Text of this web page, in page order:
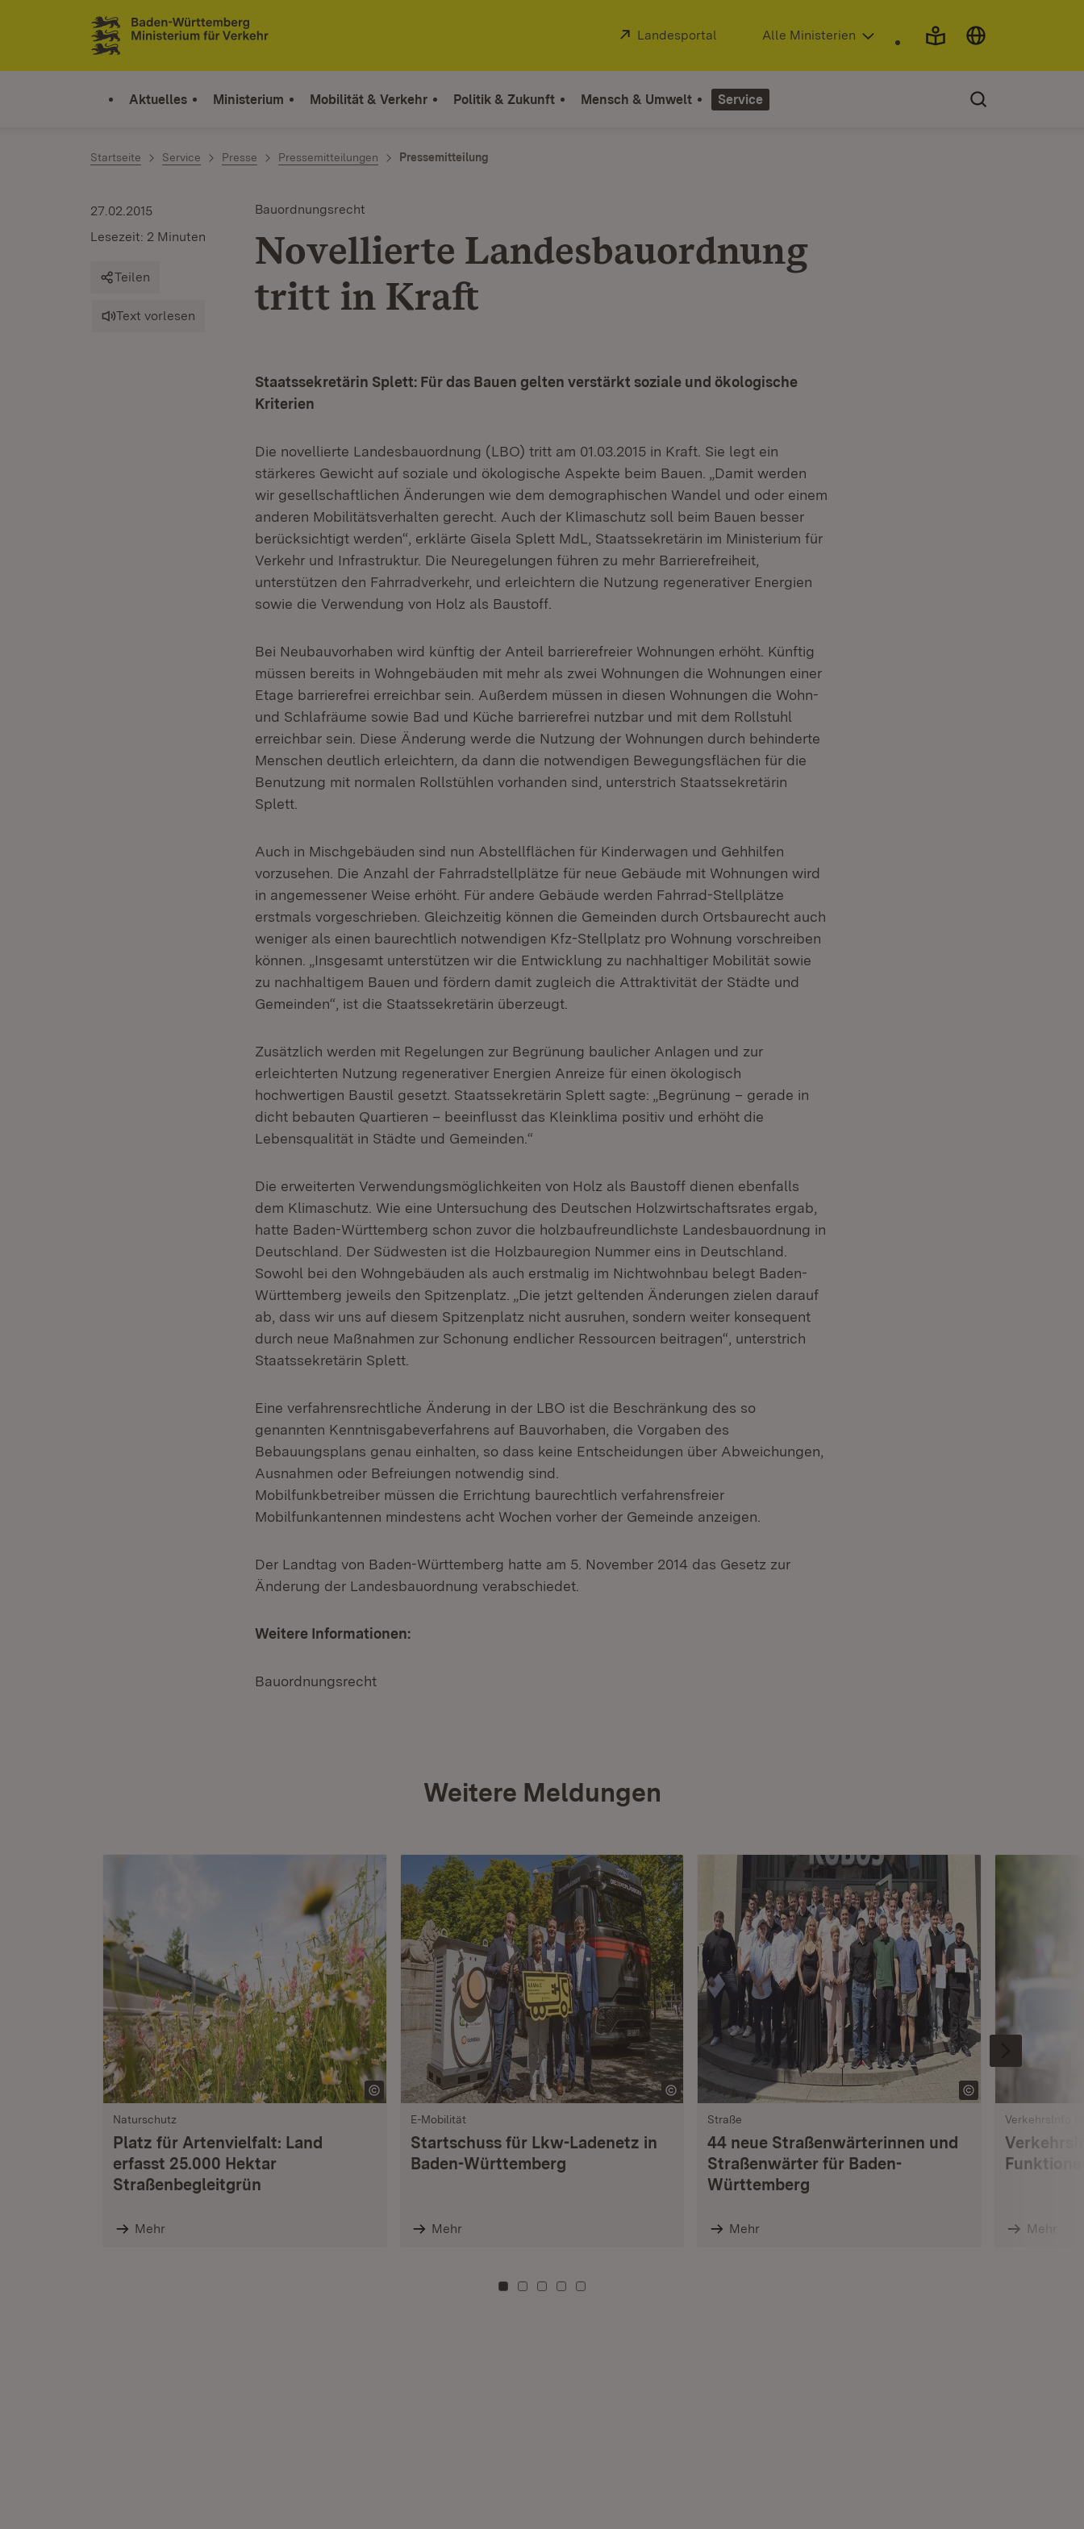
Zum Inhalt springen
Link zur Startseite
Extern:
Landesportal (Öffnet in neuem Fenster)
Alle Ministerien
Aktuelles Ministerium Mobilität & Verkehr Politik & Zukunft Mensch & Umwelt Service
Startseite Service Presse Pressemitteilungen Pressemitteilung
Bauordnungsrecht
Novellierte Landesbauordnung
tritt in Kraft
27.02.2015
Lesezeit: 2 Minuten
Teilen
Text vorlesen
Staatssekretärin Splett: Für das Bauen gelten verstärkt soziale und ökologische
Kriterien
Die novellierte Landesbauordnung (LBO) tritt am 01.03.2015 in Kraft. Sie legt ein
stärkeres Gewicht auf soziale und ökologische Aspekte beim Bauen. „Damit werden
wir gesellschaftlichen Änderungen wie dem demographischen Wandel und oder einem
anderen Mobilitätsverhalten gerecht. Auch der Klimaschutz soll beim Bauen besser
berücksichtigt werden“, erklärte Gisela Splett MdL, Staatssekretärin im Ministerium für
Verkehr und Infrastruktur. Die Neuregelungen führen zu mehr Barrierefreiheit,
unterstützen den Fahrradverkehr, und erleichtern die Nutzung regenerativer Energien
sowie die Verwendung von Holz als Baustoff.
Bei Neubauvorhaben wird künftig der Anteil barrierefreier Wohnungen erhöht. Künftig
müssen bereits in Wohngebäuden mit mehr als zwei Wohnungen die Wohnungen einer
Etage barrierefrei erreichbar sein. Außerdem müssen in diesen Wohnungen die Wohn-
und Schlafräume sowie Bad und Küche barrierefrei nutzbar und mit dem Rollstuhl
erreichbar sein. Diese Änderung werde die Nutzung der Wohnungen durch behinderte
Menschen deutlich erleichtern, da dann die notwendigen Bewegungsflächen für die
Benutzung mit normalen Rollstühlen vorhanden sind, unterstrich Staatssekretärin
Splett.
Auch in Mischgebäuden sind nun Abstellflächen für Kinderwagen und Gehhilfen
vorzusehen. Die Anzahl der Fahrradstellplätze für neue Gebäude mit Wohnungen wird
in angemessener Weise erhöht. Für andere Gebäude werden Fahrrad-Stellplätze
erstmals vorgeschrieben. Gleichzeitig können die Gemeinden durch Ortsbaurecht auch
weniger als einen baurechtlich notwendigen Kfz-Stellplatz pro Wohnung vorschreiben
können. „Insgesamt unterstützen wir die Entwicklung zu nachhaltiger Mobilität sowie
zu nachhaltigem Bauen und fördern damit zugleich die Attraktivität der Städte und
Gemeinden“, ist die Staatssekretärin überzeugt.
Zusätzlich werden mit Regelungen zur Begrünung baulicher Anlagen und zur
erleichterten Nutzung regenerativer Energien Anreize für einen ökologisch
hochwertigen Baustil gesetzt. Staatssekretärin Splett sagte: „Begrünung – gerade in
dicht bebauten Quartieren – beeinflusst das Kleinklima positiv und erhöht die
Lebensqualität in Städte und Gemeinden.“
Die erweiterten Verwendungsmöglichkeiten von Holz als Baustoff dienen ebenfalls
dem Klimaschutz. Wie eine Untersuchung des Deutschen Holzwirtschaftsrates ergab,
hatte Baden-Württemberg schon zuvor die holzbaufreundlichste Landesbauordnung in
Deutschland. Der Südwesten ist die Holzbauregion Nummer eins in Deutschland.
Sowohl bei den Wohngebäuden als auch erstmalig im Nichtwohnbau belegt Baden-
Württemberg jeweils den Spitzenplatz. „Die jetzt geltenden Änderungen zielen darauf
ab, dass wir uns auf diesem Spitzenplatz nicht ausruhen, sondern weiter konsequent
durch neue Maßnahmen zur Schonung endlicher Ressourcen beitragen“, unterstrich
Staatssekretärin Splett.
Eine verfahrensrechtliche Änderung in der LBO ist die Beschränkung des so
genannten Kenntnisgabeverfahrens auf Bauvorhaben, die Vorgaben des
Bebauungsplans genau einhalten, so dass keine Entscheidungen über Abweichungen,
Ausnahmen oder Befreiungen notwendig sind.
Mobilfunkbetreiber müssen die Errichtung baurechtlich verfahrensfreier
Mobilfunkantennen mindestens acht Wochen vorher der Gemeinde anzeigen.
Der Landtag von Baden-Württemberg hatte am 5. November 2014 das Gesetz zur
Änderung der Landesbauordnung verabschiedet.
Weitere Informationen:
Bauordnungsrecht
Weitere Meldungen
Naturschutz
Platz für Artenvielfalt: Land
erfasst 25.000 Hektar
Straßenbegleitgrün
Mehr
E-Mobilität
Startschuss für Lkw-Ladenetz in
Baden-Württemberg
Mehr
Straße
44 neue Straßenwärterinnen und
Straßenwärter für Baden-
Württemberg
Mehr
VerkehrsInfo
Mehr
Zu Kachel: 0
Zu Kachel: 3
Zu Kachel: 6
Zu Kachel: 9
Zu Kachel: 12